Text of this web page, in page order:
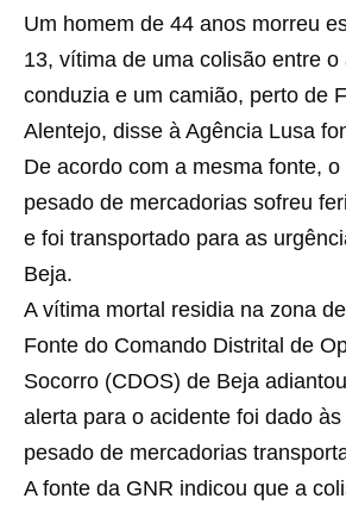
Um homem de 44 anos morreu
13, vítima de uma colisão entre
conduzia e um camião, perto de
Alentejo, disse à Agência Lusa
De acordo com a mesma fonte,
pesado de mercadorias sofreu
e foi transportado para as
Beja.
A vítima mortal residia na zona
Fonte do Comando Distrital de
Socorro (CDOS) de Beja
alerta para o acidente foi dado
pesado de mercadorias
A fonte da GNR indicou que a